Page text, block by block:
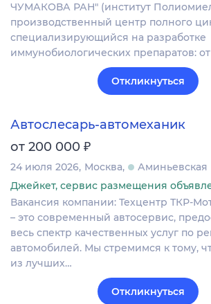
ЧУМАКОВА РАН" (институт
производственный центр полного
специализирующийся на разработке
иммунобиологических препаратов:
Откликнуться
Автослесарь-автомеханик
от 200 000 ₽
24 июля 2026 Москва
Аминьевская
Джейкет, сервис размещения
Вакансия компании: Техцентр ТКР-
– это современный автосервис,
весь спектр качественных услуг по
автомобилей. Мы стремимся к тому,
из лучших…
Откликнуться